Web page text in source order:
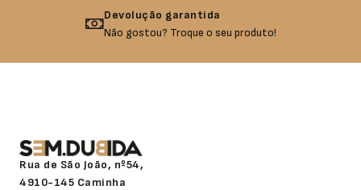
Devolução garantida
Não gostou? Troque o seu produto!
Rua de São João, nº54,
4910-145 Caminha